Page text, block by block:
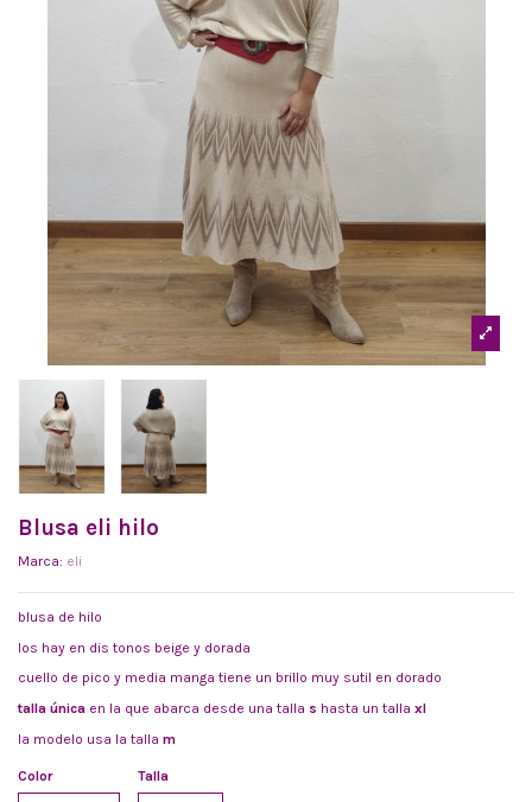
Blusa eli hilo
Marca: eli
blusa de hilo
los hay en dis tonos beige y dorada
cuello de pico y media manga tiene un brillo muy sutil en dorado
talla única en la que abarca desde una talla s hasta un talla xl
la modelo usa la talla m
Color Talla